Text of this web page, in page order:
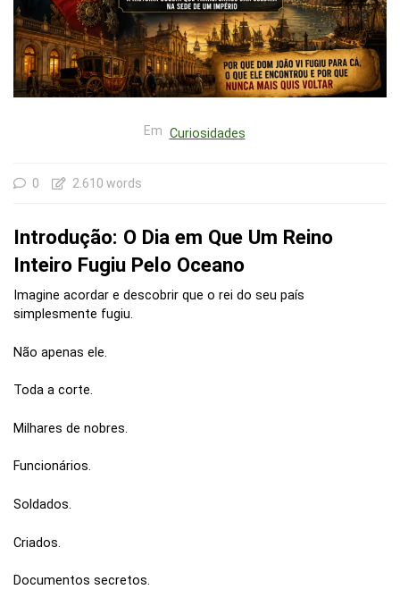
Em Curiosidades
0 2.610 words
Introdução: O Dia em Que Um Reino
Inteiro Fugiu Pelo Oceano
Imagine acordar e descobrir que o rei do seu país
simplesmente fugiu.
Não apenas ele.
Toda a corte.
Milhares de nobres.
Funcionários.
Soldados.
Criados.
Documentos secretos.